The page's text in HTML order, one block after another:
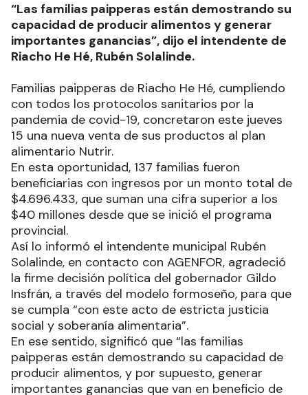
“Las familias paipperas están demostrando su
capacidad de producir alimentos y generar
importantes ganancias”, dijo el intendente de
Riacho He Hé, Rubén Solalinde.
Familias paipperas de Riacho He Hé, cumpliendo
con todos los protocolos sanitarios por la
pandemia de covid-19, concretaron este jueves
15 una nueva venta de sus productos al plan
alimentario Nutrir.
En esta oportunidad, 137 familias fueron
beneficiarias con ingresos por un monto total de
$4.696.433, que suman una cifra superior a los
$40 millones desde que se inició el programa
provincial.
Así lo informó el intendente municipal Rubén
Solalinde, en contacto con AGENFOR, agradeció
la firme decisión política del gobernador Gildo
Insfrán, a través del modelo formoseño, para que
se cumpla “con este acto de estricta justicia
social y soberanía alimentaria”.
En ese sentido, significó que “las familias
paipperas están demostrando su capacidad de
producir alimentos, y por supuesto, generar
importantes ganancias que van en beneficio de